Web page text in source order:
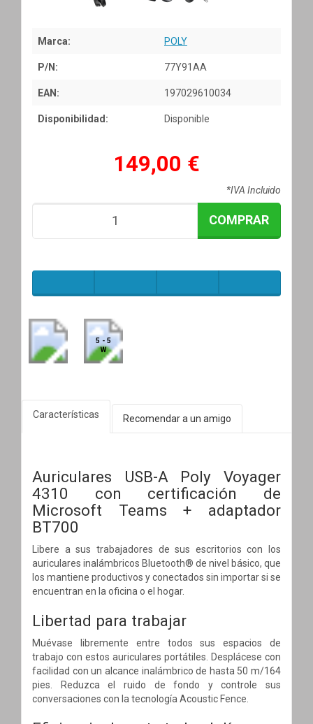
Marca: POLY
P/N: 77Y91AA
EAN: 197029610034
Disponibilidad: Disponible
149,00 €
*IVA Incluido
COMPRAR
5 - 5
W
Características Recomendar a un amigo
Auriculares USB-A Poly Voyager
4310 con certificación de
Microsoft Teams + adaptador
BT700
Libere a sus trabajadores de sus escritorios con los
auriculares inalámbricos Bluetooth® de nivel básico, que
los mantiene productivos y conectados sin importar si se
encuentran en la oficina o el hogar.
Libertad para trabajar
Muévase libremente entre todos sus espacios de
trabajo con estos auriculares portátiles. Desplácese con
facilidad con un alcance inalámbrico de hasta 50 m/164
pies. Reduzca el ruido de fondo y controle sus
conversaciones con la tecnología Acoustic Fence.